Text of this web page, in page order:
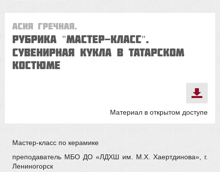
Асия ГРЕЧНАЯ.
Рубрика "Мастер-класс".
СУВЕНИРНАЯ КУКЛА В ТАТАРСКОМ
КОСТЮМЕ
Материал в открытом доступе
Мастер-класс по керамике
преподаватель МБО ДО «ЛДХШ им. М.Х. Хаертдинова», г.
Лениногорск